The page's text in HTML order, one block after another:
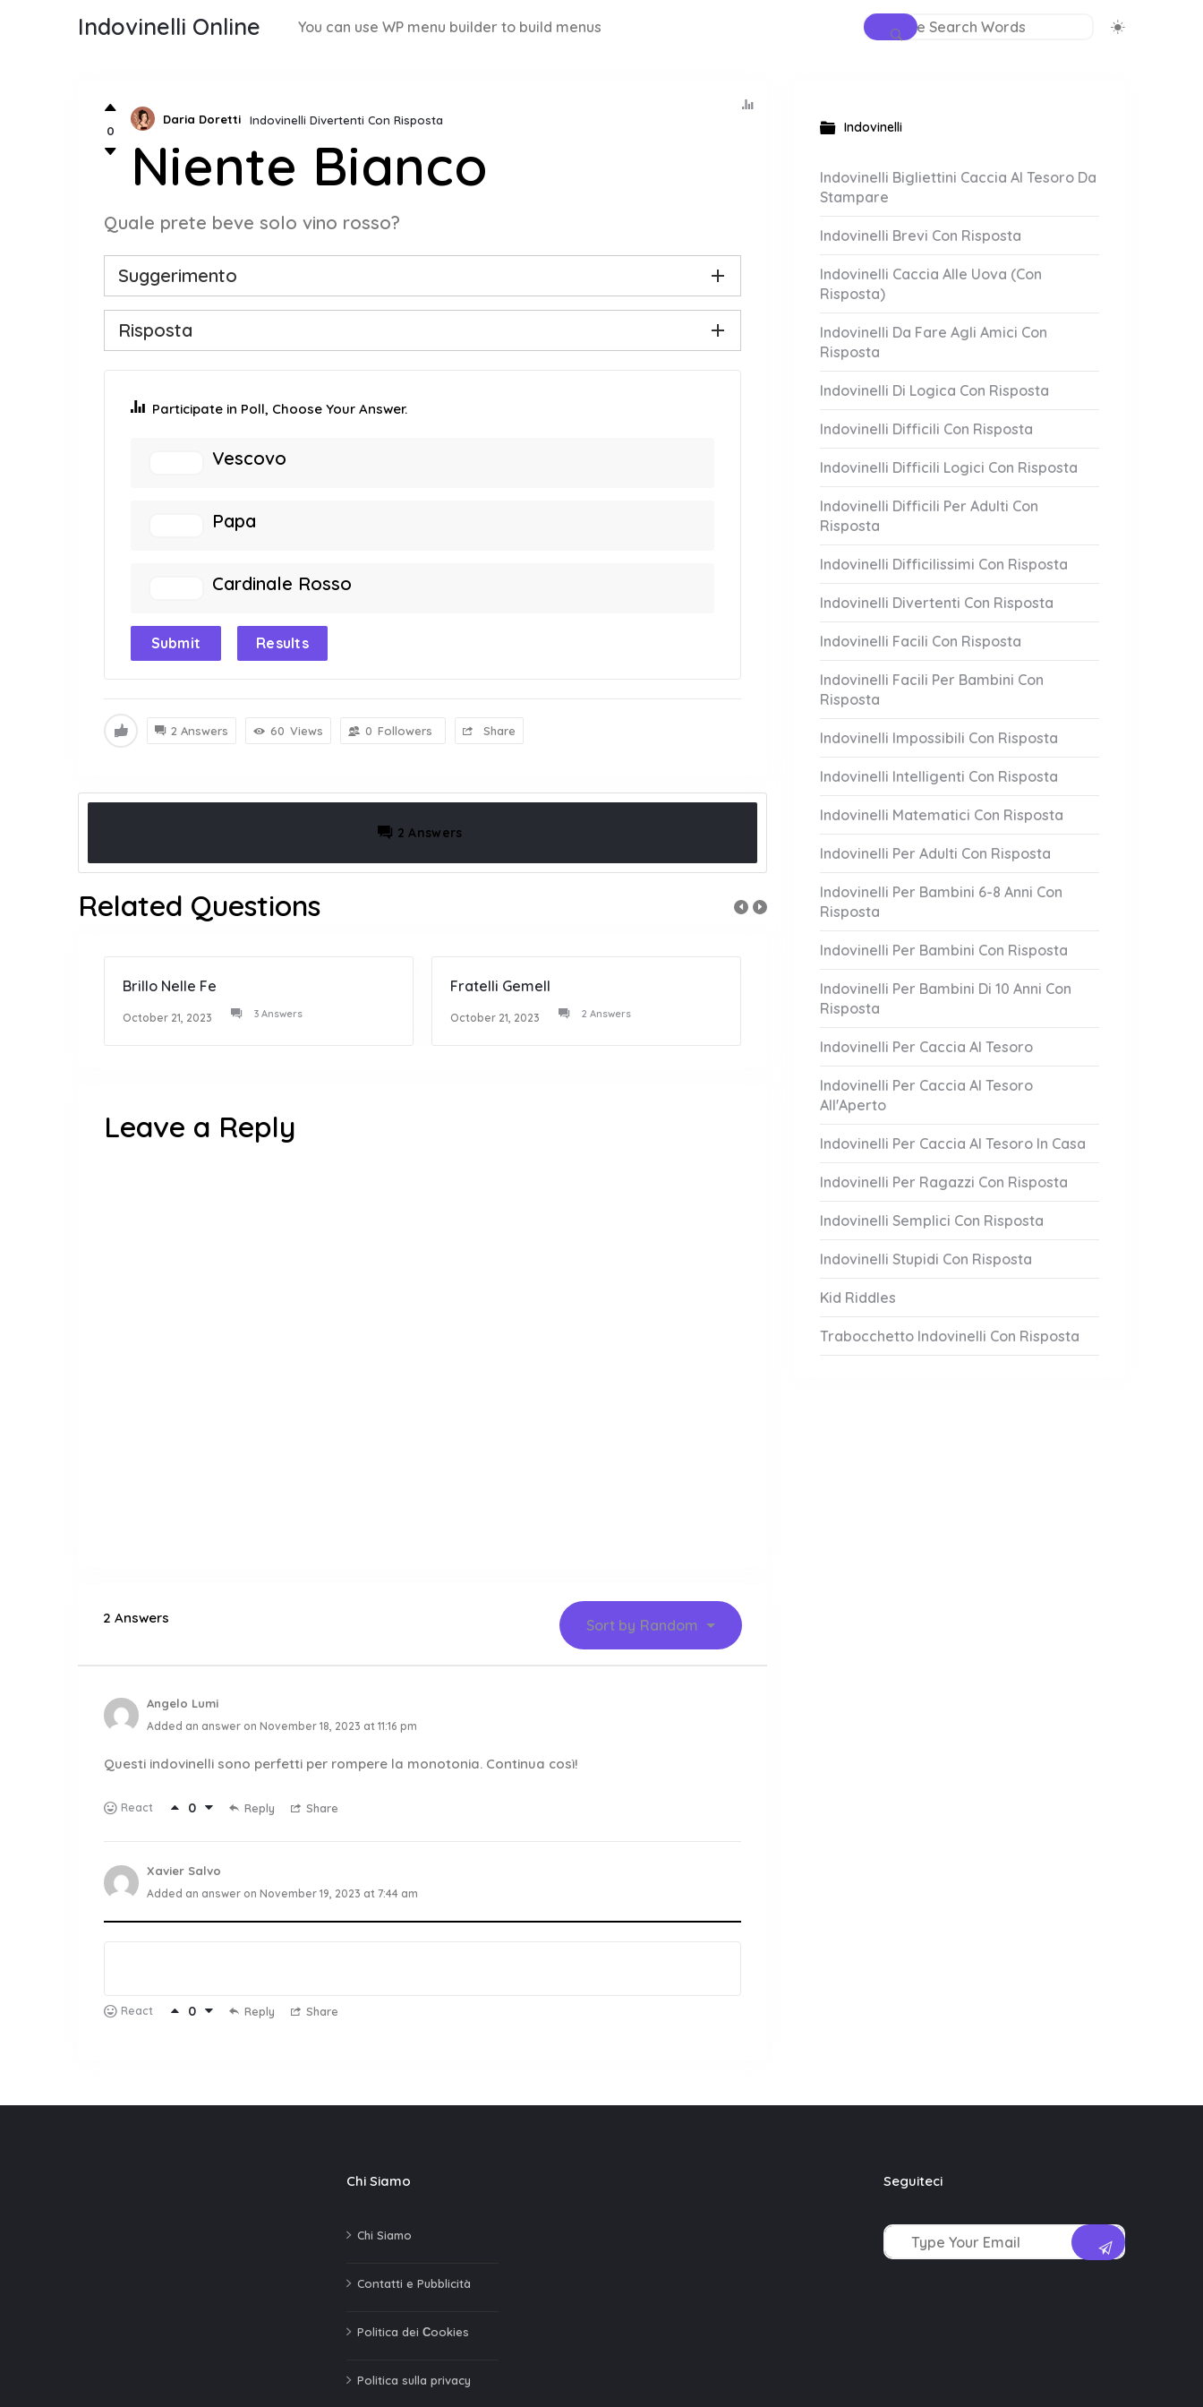
Indovinelli Online You can use WP menu builder to build menus
0
Daria Doretti Indovinelli Divertenti Con Risposta
Niente Bianco
Quale prete beve solo vino rosso?
Suggerimento
Risposta
Participate in Poll, Choose Your Answer.
Vescovo
Papa
Cardinale Rosso
Submit Results
2 Answers 60 Views 0 Followers Share
2 Answers
Related Questions
Brillo Nelle Fe
October 21, 2023 3 Answers
Fratelli Gemell
October 21, 2023 2 Answers
Tasca Piena
October 21, 2023
Leave a Reply
2 Answers Sort by Random
Angelo Lumi
Added an answer on November 18, 2023 at 11:16 pm
Questi indovinelli sono perfetti per rompere la monotonia. Continua così!
React 0 Reply Share
Xavier Salvo
Added an answer on November 19, 2023 at 7:44 am
React 0 Reply Share
Indovinelli
Indovinelli Bigliettini Caccia Al Tesoro Da
Stampare
Indovinelli Brevi Con Risposta
Indovinelli Caccia Alle Uova (Con
Risposta)
Indovinelli Da Fare Agli Amici Con
Risposta
Indovinelli Di Logica Con Risposta
Indovinelli Difficili Con Risposta
Indovinelli Difficili Logici Con Risposta
Indovinelli Difficili Per Adulti Con
Risposta
Indovinelli Difficilissimi Con Risposta
Indovinelli Divertenti Con Risposta
Indovinelli Facili Con Risposta
Indovinelli Facili Per Bambini Con
Risposta
Indovinelli Impossibili Con Risposta
Indovinelli Intelligenti Con Risposta
Indovinelli Matematici Con Risposta
Indovinelli Per Adulti Con Risposta
Indovinelli Per Bambini 6-8 Anni Con
Risposta
Indovinelli Per Bambini Con Risposta
Indovinelli Per Bambini Di 10 Anni Con
Risposta
Indovinelli Per Caccia Al Tesoro
Indovinelli Per Caccia Al Tesoro
All'Aperto
Indovinelli Per Caccia Al Tesoro In Casa
Indovinelli Per Ragazzi Con Risposta
Indovinelli Semplici Con Risposta
Indovinelli Stupidi Con Risposta
Kid Riddles
Trabocchetto Indovinelli Con Risposta
Chi Siamo
Chi Siamo
Contatti e Pubblicità
Politica dei Сookies
Politica sulla privacy
Seguiteci